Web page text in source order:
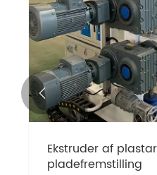
Ekstruder af
pladefremstilling
